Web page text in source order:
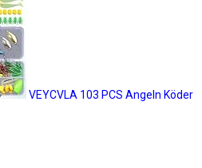
VEYCVLA 103 PCS Angeln Köder